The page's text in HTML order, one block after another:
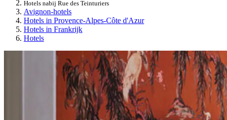
Hotels nabij Rue des Teinturiers
Avignon-hotels
Hotels in Provence-Alpes-Côte d'Azur
Hotels in Frankrijk
Hotels